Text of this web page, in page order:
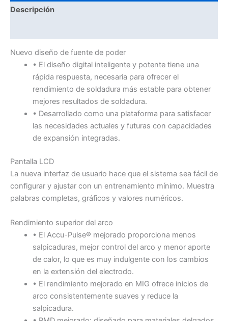
Descripción
Nuevo diseño de fuente de poder
• El diseño digital inteligente y potente tiene una
rápida respuesta, necesaria para ofrecer el
rendimiento de soldadura más estable para obtener
mejores resultados de soldadura.
• Desarrollado como una plataforma para satisfacer
las necesidades actuales y futuras con capacidades
de expansión integradas.
Pantalla LCD
La nueva interfaz de usuario hace que el sistema sea fácil de
configurar y ajustar con un entrenamiento mínimo. Muestra
palabras completas, gráficos y valores numéricos.
Rendimiento superior del arco
• El Accu-Pulse® mejorado proporciona menos
salpicaduras, mejor control del arco y menor aporte
de calor, lo que es muy indulgente con los cambios
en la extensión del electrodo.
• El rendimiento mejorado en MIG ofrece inicios de
arco consistentemente suaves y reduce la
salpicadura.